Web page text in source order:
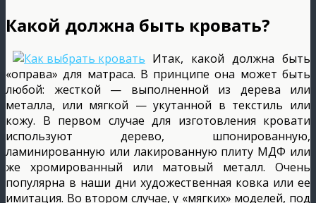
Какой должна быть кровать?
Итак, какой должна быть
«оправа» для матраса. В принципе она может быть
любой: жесткой — выполненной из дерева или
металла, или мягкой — укутанной в текстиль или
кожу. В первом случае для изготовления кровати
используют дерево, шпонированную,
ламинированную или лакированную плиту МДФ или
же хромированный или матовый металл. Очень
популярна в наши дни художественная ковка или ее
имитация. Во втором случае, у «мягких» моделей, под